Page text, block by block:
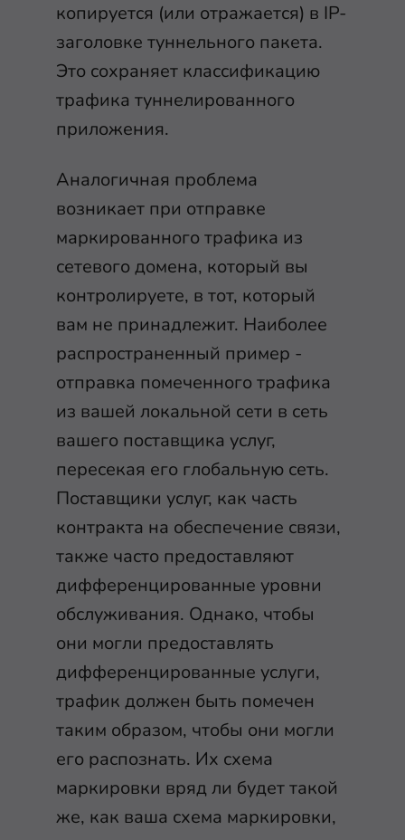
копируется (или отражается) в IP-
заголовке туннельного пакета.
Это сохраняет классификацию
трафика туннелированного
приложения.
Аналогичная проблема
возникает при отправке
маркированного трафика из
сетевого домена, который вы
контролируете, в тот, который
вам не принадлежит. Наиболее
распространенный пример -
отправка помеченного трафика
из вашей локальной сети в сеть
вашего поставщика услуг,
пересекая его глобальную сеть.
Поставщики услуг, как часть
контракта на обеспечение связи,
также часто предоставляют
дифференцированные уровни
обслуживания. Однако, чтобы
они могли предоставлять
дифференцированные услуги,
трафик должен быть помечен
таким образом, чтобы они могли
его распознать. Их схема
маркировки вряд ли будет такой
же, как ваша схема маркировки,